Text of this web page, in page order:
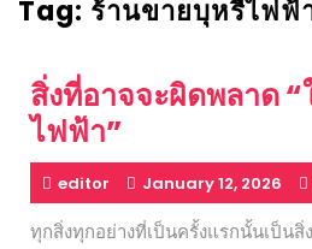
Tag: ร้านขายบุหรี่ไฟฟ้
สิ่งที่อาจจะผิดพลาด “
ไฟฟ้า”
editor January 12, 2026
ทุกสิ่งทุกอย่างที่เป็นครั้งแรกนั้นเป็นสิ่